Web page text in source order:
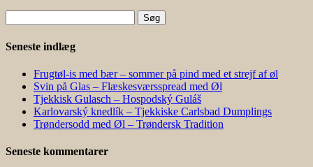
efter:
Seneste indlæg
Frugtøl-is med bær – sommer på pind med et strejf af øl
Svin på Glas – Flæskesværsspread med Øl
Tjekkisk Gulasch – Hospodský Guláš
Karlovarský knedlík – Tjekkiske Carlsbad Dumplings
Trøndersodd med Øl – Trøndersk Tradition
Seneste kommentarer